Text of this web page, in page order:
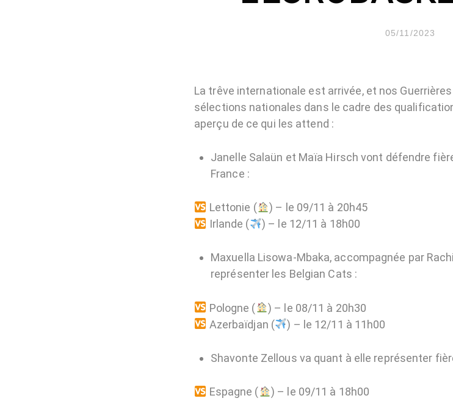
05/11/2023
La trêve internationale est arrivée, et nos
sélections nationales dans le cadre des
aperçu de ce qui les attend :
Janelle Salaün et Maïa Hirsch vont défendre
France :
Lettonie (
) – le 09/11 à 20h45
Irlande (
) – le 12/11 à 18h00
Maxuella Lisowa-Mbaka, accompagnée par
représenter les Belgian Cats :
Pologne (
) – le 08/11 à 20h30
Azerbaïdjan (
) – le 12/11 à 11h00
Shavonte Zellous va quant à elle représenter
Espagne (
) – le 09/11 à 18h00